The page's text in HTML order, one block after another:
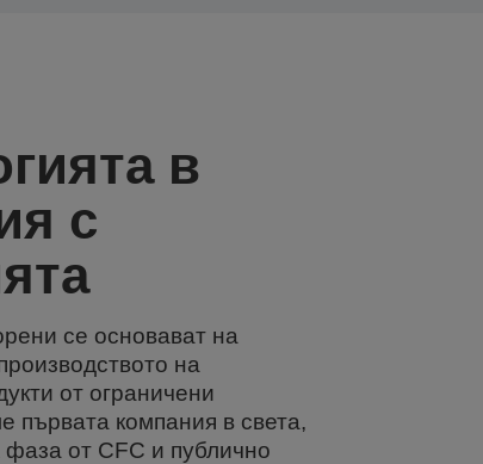
в
с
се основават на
на
от ограничени
първата компания в света,
фаза от CFC и публично